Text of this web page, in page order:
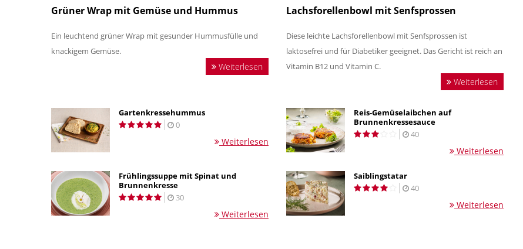
Grüner Wrap mit Gemüse und Hummus
Ein leuchtend grüner Wrap mit gesunder Hummusfülle und
knackigem Gemüse.
Weiterlesen
Lachsforellenbowl mit Senfsprossen
Diese leichte Lachsforellenbowl mit Senfsprossen ist
laktosefrei und für Diabetiker geeignet. Das Gericht ist reich an
Vitamin B12 und Vitamin C.
Weiterlesen
Gartenkressehummus
0
Weiterlesen
Reis-Gemüselaibchen auf
Brunnenkressesauce
40
Weiterlesen
Frühlingssuppe mit Spinat und
Brunnenkresse
30
Weiterlesen
Saiblingstatar
40
Weiterlesen